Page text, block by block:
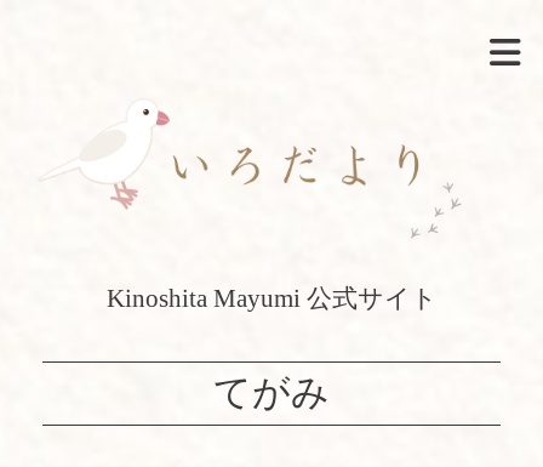
Kinoshita Mayumi 公式サイト
てがみ